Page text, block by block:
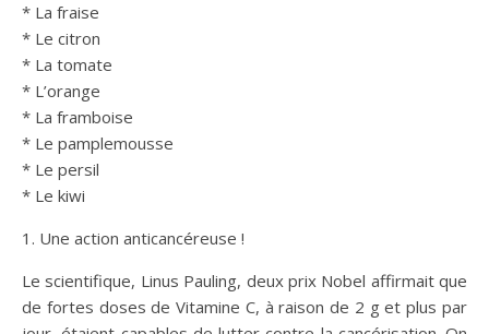
* La fraise
* Le citron
* La tomate
* L’orange
* La framboise
* Le pamplemousse
* Le persil
* Le kiwi
1. Une action anticancéreuse !
Le scientifique, Linus Pauling, deux prix Nobel affirmait que
de fortes doses de Vitamine C, à raison de 2 g et plus par